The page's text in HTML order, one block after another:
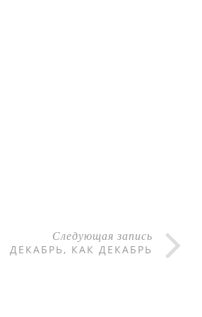
Следующая запись
ДЕКАБРЬ, КАК ДЕКАБРЬ